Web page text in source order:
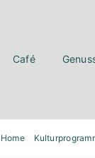
Café
Home